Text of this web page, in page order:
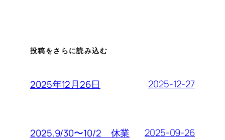
投稿をさらに読み込む
2025年12月26日 2025-12-27
2025.9/30〜10/2 休業 2025-09-26